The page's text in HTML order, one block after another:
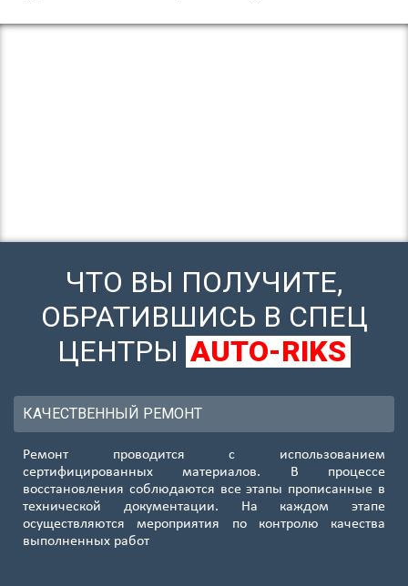
ЧТО ВЫ ПОЛУЧИТЕ,
ОБРАТИВШИСЬ В СПЕЦ
ЦЕНТРЫ AUTO-RIKS
КАЧЕСТВЕННЫЙ РЕМОНТ
Ремонт проводится с использованием
сертифицированных материалов. В процессе
восстановления соблюдаются все этапы прописанные в
технической документации. На каждом этапе
осуществляются мероприятия по контролю качества
выполненных работ